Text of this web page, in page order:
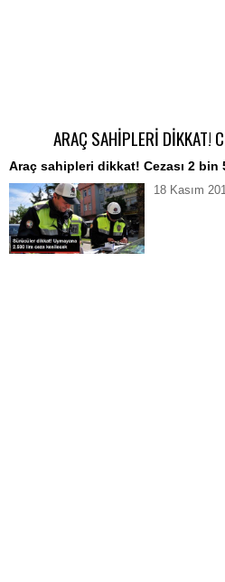
ARAÇ SAHİPLERİ DİKKAT!
Araç sahipleri dikkat! Cezası 2 bin
18 Kasım